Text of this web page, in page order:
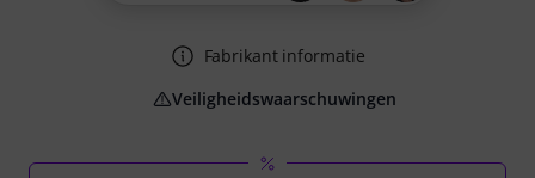
Fabrikant informatie
Veiligheidswaarschuwingen